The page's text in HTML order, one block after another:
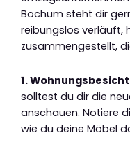
Bochum steht dir
reibungslos verläuft,
zusammengestellt,
1.
solltest du dir die
anschauen. Notiere
wie du deine Möbel